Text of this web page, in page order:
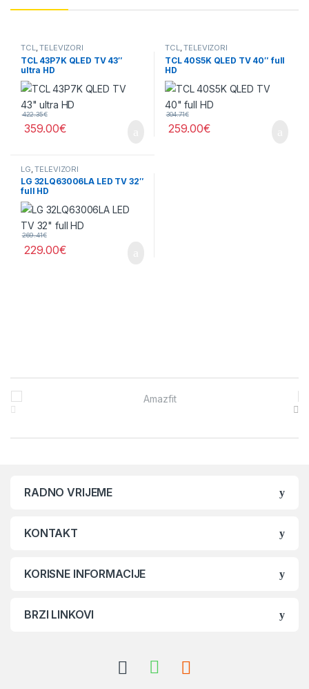
TCL,TELEVIZORI
TCL 43P7K QLED TV 43″
ultra HD
422.35€
359.00€
TCL,TELEVIZORI
TCL 40S5K QLED TV 40″ full
HD
304.71€
259.00€
LG ,TELEVIZORI
LG 32LQ63006LA LED TV 32″
full HD
269.41€
229.00€
Brands Carousel
RADNO VRIJEME
KONTAKT
KORISNE INFORMACIJE
BRZI LINKOVI